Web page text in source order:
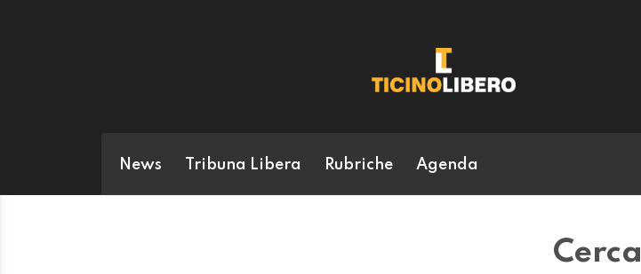
News Tribuna Libera Rubriche Agenda
Cerca